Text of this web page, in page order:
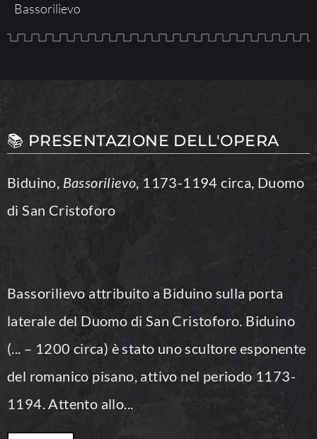
Bassorilievo
📚 PRESENTAZIONE DELL'OPERA
Biduino, Bassorilievo, 1173-1194 circa, Duomo
di San Cristoforo
Bassorilievo attribuito a Biduino sulla porta
laterale del Duomo di San Cristoforo. Biduino
(... – 1200 circa) è stato uno scultore esponente
del romanico pisano, attivo nel periodo 1173-
1194. Attento allo...